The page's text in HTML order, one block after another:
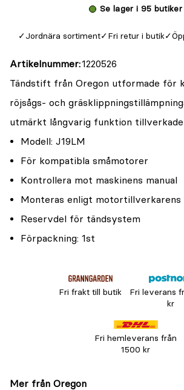
Se lager i 95 butiker
Jordnära sortiment Fri retur i butik
Artikelnummer 1220526
Tändstift från Oregon utformade för
röjsågs- och
utmärkt långvarig funktion tillverkade
Modell: J19LM
För kompatibla småmotorer
Kontrollera mot maskinens manual
Monteras enligt motortillverkarens
Reservdel för tändsystem
Förpackning: 1st
Fri frakt till butik
Fri leverans
kr
Fri hemleverans från
1500 kr
Mer från Oregon